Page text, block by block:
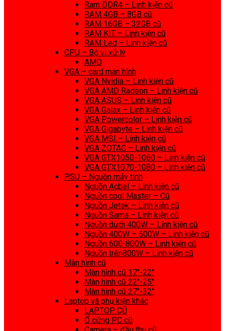
Ram DDR4 – Linh kiện cũ
RAM 4GB – 8GB cũ
RAM 16GB – 32GB cũ
RAM KIT – Linh kiện cũ
RAM Led – Linh kiện cũ
CPU – Bộ vi xử lý
AMD
VGA – card màn hình
VGA Nvidia – Linh kiện cũ
VGA AMD Radeon – Linh kiện cũ
VGA ASUS – Linh kiện cũ
VGA Galax – Linh kiện cũ
VGA Powercolor – Linh kiện cũ
VGA Gigabyte – Linh kiện cũ
VGA MSI – Linh kiện cũ
VGA ZOTAC – Linh kiện cũ
VGA GTX1050-1060 – Linh kiện cũ
VGA GTX1070-1080 – Linh kiện cũ
PSU – Nguồn máy tính
Nguồn Acbel – Linh kiện cũ
Nguồn cool Master – Cũ
Nguồn Jetek – Linh kiện cũ
Nguồn Sama – Linh kiện cũ
Nguồn dưới 400W – Linh kiện cũ
Nguồn 400W – 600W – Linh kiện cũ
Nguồn 600-800W – Linh kiện cũ
Nguồn trên800W – Linh kiện cũ
Màn hình cũ
Màn hình cũ 17″-22″
Màn hình cũ 22″-25″
Màn hình cũ 27″-32″
Laptop và phụ kiện khác
LAPTOP CŨ
Ổ cứng PC cũ